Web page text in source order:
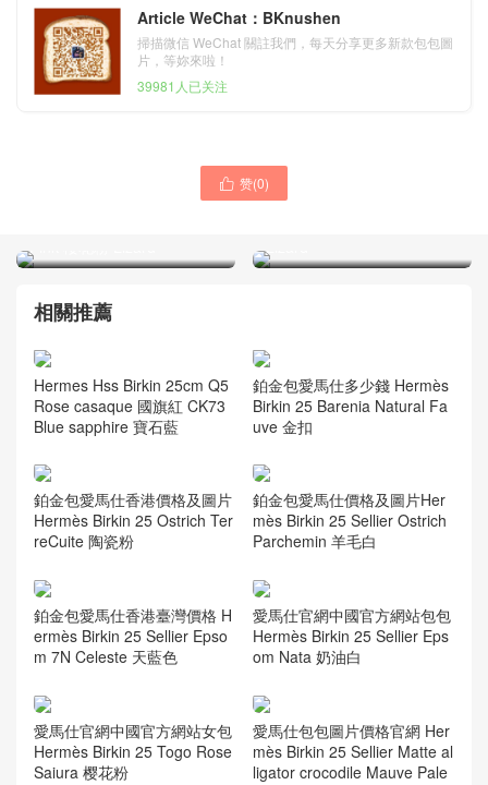
Article WeChat：BKnushen
掃描微信 WeChat 關註我們，每天分享更多新款包包圖
片，等妳來啦！
39981人已关注
 赞(0)臺北鉑金包定制價格及圖片
Taiwan Hermes Birkin
相關推薦
Hermes Hss Birkin 25cm Q5
Rose casaque 國旗紅 CK73
Blue sapphire 寶石藍
鉑金包愛馬仕多少錢 Hermès
Birkin 25 Barenia Natural Fa
uve 金扣
鉑金包愛馬仕香港價格及圖片
Hermès Birkin 25 Ostrich Ter
reCuite 陶瓷粉
鉑金包愛馬仕價格及圖片Her
mès Birkin 25 Sellier Ostrich
Parchemin 羊毛白
鉑金包愛馬仕香港臺灣價格 H
ermès Birkin 25 Sellier Epso
m 7N Celeste 天藍色
愛馬仕官網中國官方網站包包
Hermès Birkin 25 Sellier Eps
om Nata 奶油白
愛馬仕官網中國官方網站女包
Hermès Birkin 25 Togo Rose
Saiura 樱花粉
愛馬仕包包圖片價格官網 Her
mès Birkin 25 Sellier Matte al
ligator crocodile Mauve Pale